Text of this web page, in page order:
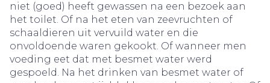
niet (goed) heeft gewassen na een bezoek aan
het toilet. Of na het eten van zeevruchten of
schaaldieren uit vervuild water en die
onvoldoende waren gekookt. Of wanneer men
voeding eet dat met besmet water werd
gespoeld. Na het drinken van besmet water of